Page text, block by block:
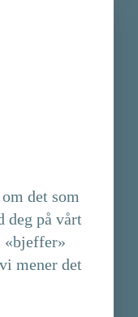
det som
deg på vårt
«bjeffer»
mener det